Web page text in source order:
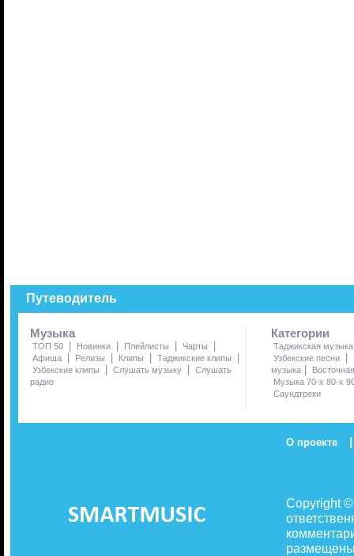
Путеводитель
Музыка
ТОП 50 | Новинки | Плейлисты | Чарты |
Афиша | Релизы | Клипы | Таджикские клипы |
Узбекские клипы | Слушать музыку | Слушать
радио
Категории
Таджикская музыка
Узбекские песни
|
музыка |
Музыка 70-х 80-х
Саундтреки
О проекте |
Copyright
размещены